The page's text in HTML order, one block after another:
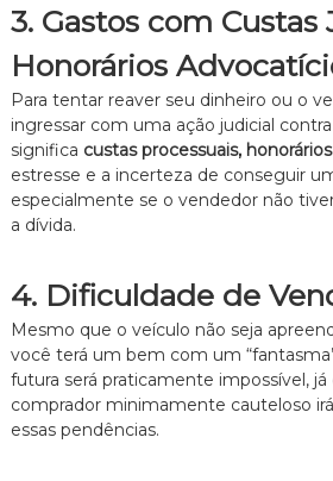
3. Gastos com Custas
Honorários
Para tentar reaver seu dinheiro ou o
ingressar com uma ação judicial
significa custas processuais,
estresse e a incerteza de conseguir
especialmente se o vendedor não
a dívida.
4. Dificuldade de
Mesmo que o veículo não seja
você terá um bem com um
futura será praticamente impossível,
comprador minimamente cauteloso
essas pendências.